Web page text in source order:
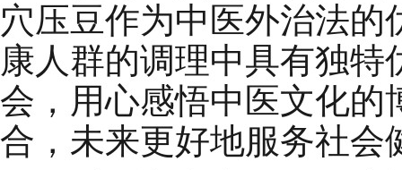
穴压豆作为中医外治法的
康人群的调理中具有独特
会，用心感悟中医文化的
合，未来更好地服务社会